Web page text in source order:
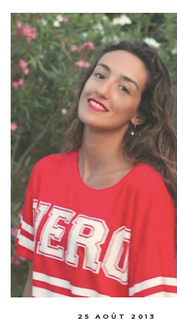
25 AOÛT 2013